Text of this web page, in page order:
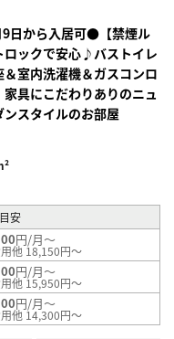
録
日から入居可●【禁煙ル
ロックで安心♪バストイレ
＆室内洗濯機＆ガスコンロ
具にこだわりありのニュ
ンスタイルのお部屋
安
円/月～
他 18,150円～
円/月～
他 15,950円～
円/月～
他 14,300円～